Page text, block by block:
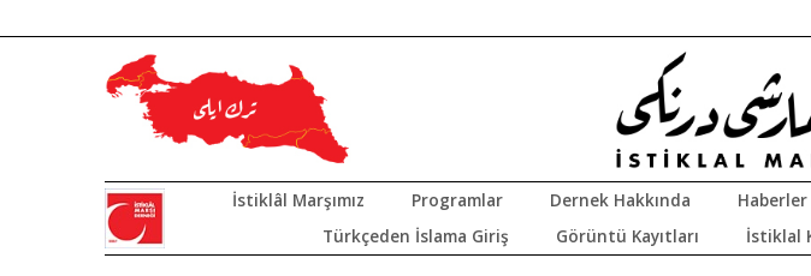
İstiklâl Marşımız Programlar Dernek Hakkında Haberler
Türkçeden İslama Giriş
Görüntü Kayıtları İstiklal